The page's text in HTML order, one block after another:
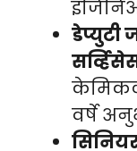
केमिकल
वर्षे